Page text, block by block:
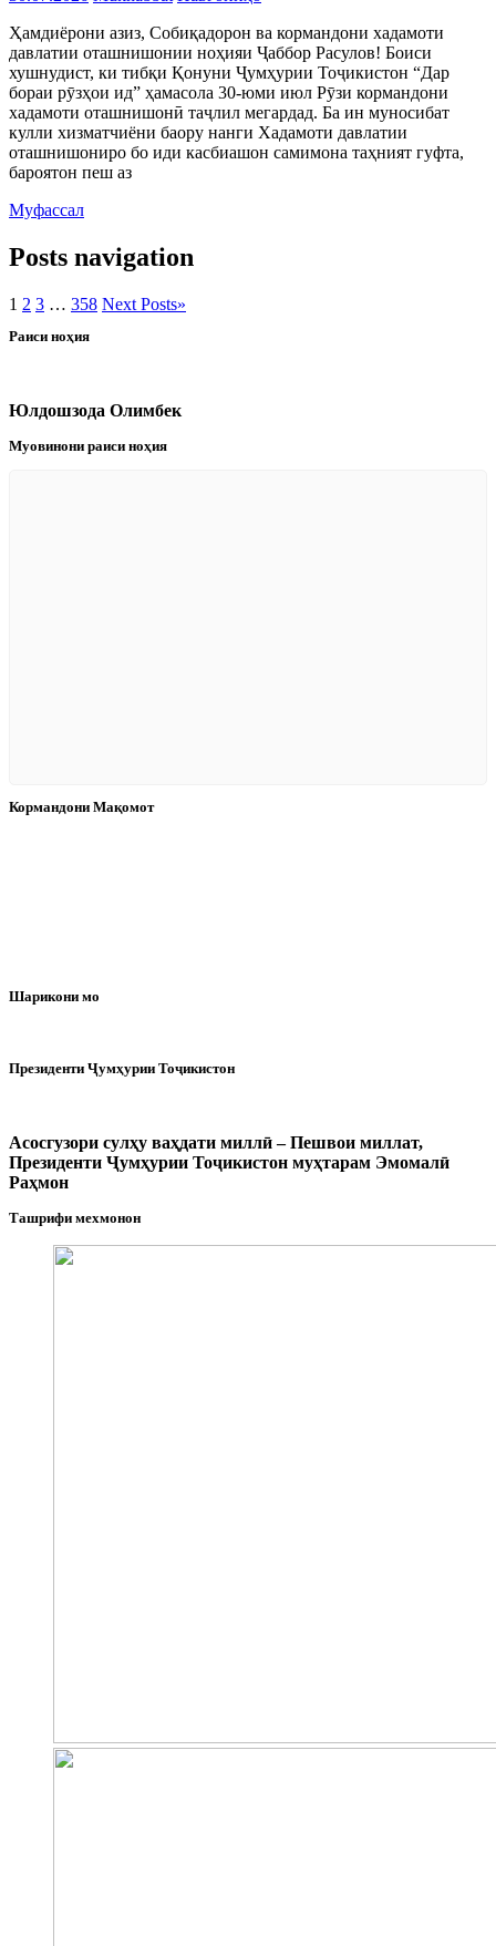
Ҳамдиёрони азиз, Собиқадорон ва кормандони хадамоти
давлатии оташнишонии ноҳияи Ҷаббор Расулов! Боиси
хушнудист, ки тибқи Қонуни Ҷумҳурии Тоҷикистон “Дар
бораи рӯзҳои ид” ҳамасола 30-юми июл Рӯзи кормандони
хадамоти оташнишонӣ таҷлил мегардад. Ба ин муносибат
кулли хизматчиёни баору нанги Хадамоти давлатии
оташнишониро бо иди касбиашон самимона таҳният гуфта,
бароятон пеш аз
Муфассал
Posts navigation
1 2 3 … 358 Next Posts»
Раиси ноҳия
Юлдошзода Олимбек
Муовинони раиси ноҳия
Кормандони Мақомот
Шарикони мо
Президенти Ҷумҳурии Тоҷикистон
Асосгузори сулҳу ваҳдати миллӣ – Пешвои миллат,
Президенти Ҷумҳурии Тоҷикистон муҳтарам Эмомалӣ
Раҳмон
Ташрифи мехмонон